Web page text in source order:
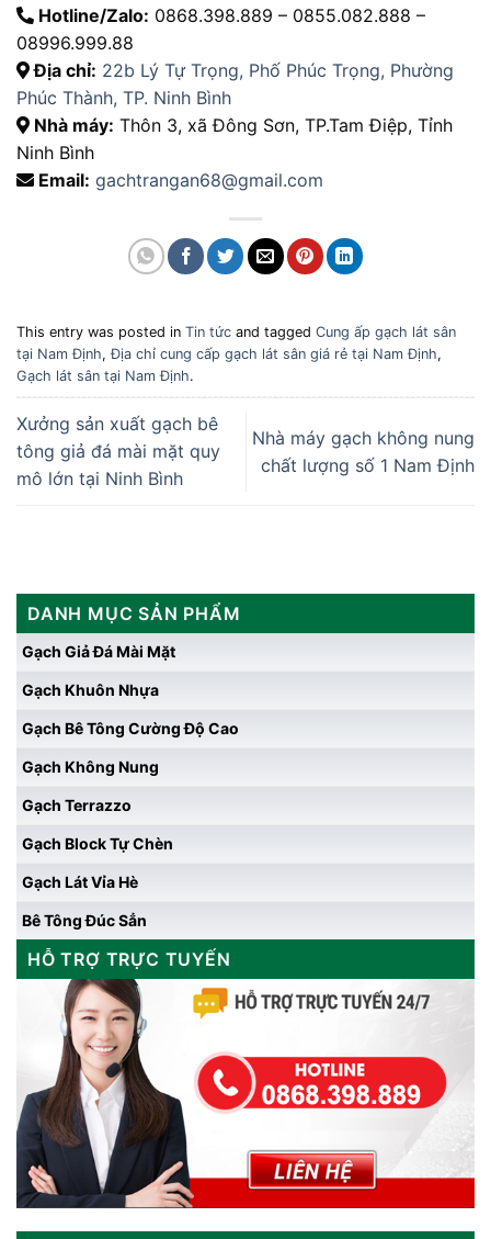
Hotline/Zalo: 0868.398.889 – 0855.082.888 –
08996.999.88
Địa chỉ: 22b Lý Tự Trọng, Phố Phúc Trọng, Phường
Phúc Thành, TP. Ninh Bình
Nhà máy: Thôn 3, xã Đông Sơn, TP.Tam Điệp, Tỉnh
Ninh Bình
Email: gachtrangan68@gmail.com
This entry was posted in Tin tức and tagged Cung ấp gạch lát sân
tại Nam Định,Địa chỉ cung cấp gạch lát sân giá rẻ tại Nam Định,
Gạch lát sân tại Nam Định.
Xưởng sản xuất gạch bê
tông giả đá mài mặt quy
mô lớn tại Ninh Bình
Nhà máy gạch không nung
chất lượng số 1 Nam Định
DANH MỤC SẢN PHẨM
Gạch Giả Đá Mài Mặt
Gạch Khuôn Nhựa
Gạch Bê Tông Cường Độ Cao
Gạch Không Nung
Gạch Terrazzo
Gạch Block Tự Chèn
Gạch Lát Vỉa Hè
Bê Tông Đúc Sẳn
HỖ TRỢ TRỰC TUYẾN